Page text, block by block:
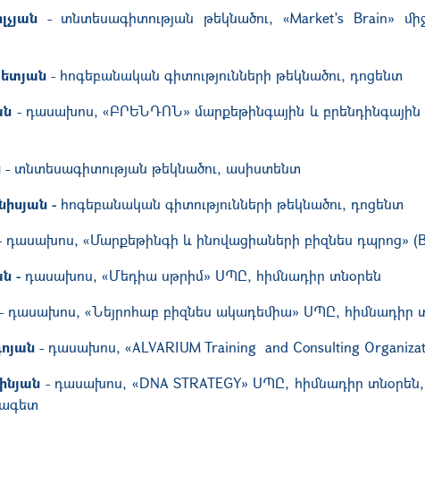
- տնտեսագիտության թեկնածու, «Market’s Brain»
- հոգեբանական գիտությունների թեկնածու, դոցենտ
- դասախոս, «ԲՐԵՆԴՈՆ» մարքեթինգային և
- տնտեսագիտության թեկնածու, ասիստենտ
- հոգեբանական գիտությունների թեկնածու, դոցենտ
դասախոս, «Մարքեթինգի և ինովացիաների բիզնես դպրոց»
- դասախոս, «Մեդիա սթրիմ» ՍՊԸ, հիմնադիր տնօրեն
- դասախոս, «Նեյրոհաբ բիզնես ակադեմիա» ՍՊԸ, հիմնադիր
- դասախոս, «ALVARIUM Training and Consulting
- դասախոս, «DNA STRATEGY» ՍՊԸ, հիմնադիր